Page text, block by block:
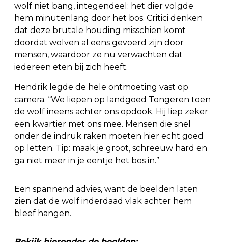
wolf niet bang, integendeel: het dier volgde
hem minutenlang door het bos. Critici denken
dat deze brutale houding misschien komt
doordat wolven al eens gevoerd zijn door
mensen, waardoor ze nu verwachten dat
iedereen eten bij zich heeft.
Hendrik legde de hele ontmoeting vast op
camera. “We liepen op landgoed Tongeren toen
de wolf ineens achter ons opdook. Hij liep zeker
een kwartier met ons mee. Mensen die snel
onder de indruk raken moeten hier echt goed
op letten. Tip: maak je groot, schreeuw hard en
ga niet meer in je eentje het bos in.”
Een spannend advies, want de beelden laten
zien dat de wolf inderdaad vlak achter hem
bleef hangen.